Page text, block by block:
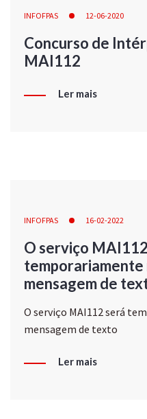
INFOFPAS 12-06-2020
Concurso de
MAI112
Ler mais
INFOFPAS 16-02-2022
O serviço
mensagem de
O serviço MAI112 será
mensagem de texto
Ler mais